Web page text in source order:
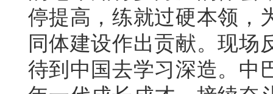
停提高，练就过硬本领，
同体建设作出贡献。现场
待到中国去学习深造。中